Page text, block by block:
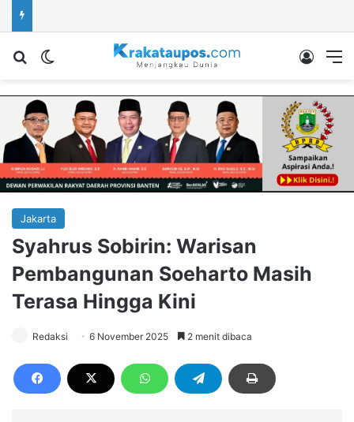
Cari berita...Switch skin Log In
Jakarta
Syahrus Sobirin: Warisan
Pembangunan Soeharto Masih
Terasa Hingga Kini
Redaksi 6 November 2025 2 menit dibaca